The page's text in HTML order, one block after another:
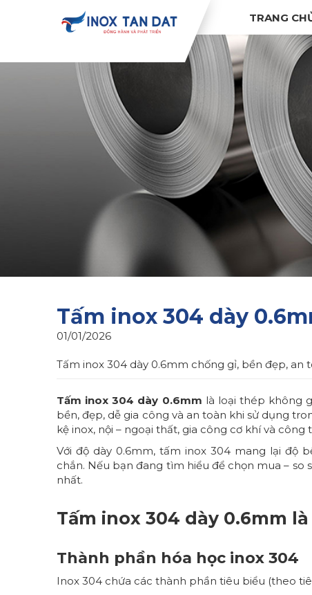
TRANG
Tấm inox 304 dày
01/01/2026
Tấm inox 304 dày 0.6mm chống gỉ, bền đẹp,
Tấm inox 304 dày 0.6mm là loại thép không
bền, đẹp, dễ gia công và an toàn khi sử dụng
kệ inox, nội – ngoại thất, gia công cơ khí và công
Với độ dày 0.6mm, tấm inox 304 mang lại độ
chắn. Nếu bạn đang tìm hiểu để chọn mua – so
nhất.
Tấm inox 304 dày 0.6mm là
Thành phần hóa học inox 304
Inox 304 chứa các thành phần tiêu biểu (theo